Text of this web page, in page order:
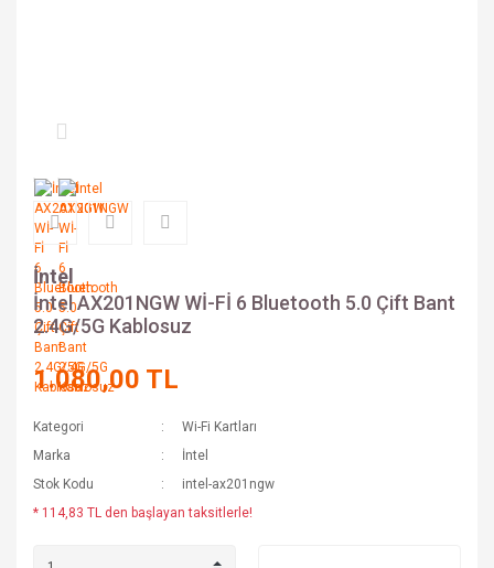
İntel
İntel AX201NGW Wİ-Fİ 6 Bluetooth 5.0 Çift Bant
2.4G/5G Kablosuz
1.080,00 TL
Kategori
Wi-Fi Kartları
Marka
İntel
Stok Kodu
intel-ax201ngw
* 114,83 TL den başlayan taksitlerle!